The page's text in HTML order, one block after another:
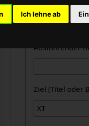
Ich lehne ab
Logbücher
Ausführender
Ziel (Titel oder